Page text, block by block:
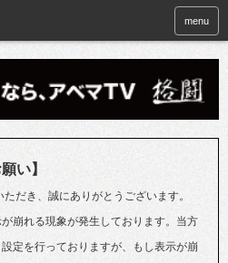
menu
い】
だき、誠にありがとうございます。
崩れる現象が発生しております。当方
定を行っておりますが、もし表示が崩